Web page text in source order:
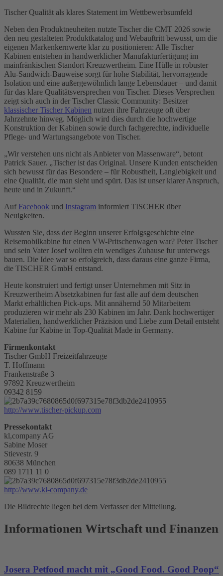
Tischer Qualität als klares Statement im Wettbewerbsumfeld
Neben den Produktneuheiten nutzte Tischer die CMT 2026 sowie
den neu gestalteten Produktkatalog und Webauftritt bewusst, um die
eigenen Markenkernwerte klar zu positionieren: Alle Tischer
Kabinen entstehen in handwerklicher Manufakturfertigung im
mainfränkischen Standort Kreuzwertheim. Eine Hülle in robuster
Alu-Sandwich-Bauweise sorgt für hohe Stabilität, hervorragende
Isolation und eine außergewöhnlich lange Lebensdauer – und damit
für das klare Qualitätsversprechen von Tischer. Dieses Versprechen
zeigt sich auch in der Tischer Classic Community: Besitzer
klassischer Tischer Kabinen nutzen ihre Fahrzeuge oft über
Jahrzehnte hinweg. Möglich wird dies durch die hochwertige
Konstruktion der Kabinen sowie durch fachgerechte, individuelle
Pflege- und Wartungsangebote von Tischer.
„Wir verstehen uns nicht als Anbieter von Massenware“, betont
Patrick Sauer. „Tischer ist das Original. Unsere Kunden entscheiden
sich bewusst für das Besondere – für Robustheit, Langlebigkeit und
eine Qualität, die man sieht und spürt. Das ist unser klarer Anspruch,
heute und in Zukunft.“
Auf Facebook und Instagram informiert TISCHER über
Neuigkeiten.
Wussten Sie, dass der Beginn unserer Erfolgsgeschichte eine
Reisemobilkabine fur einen VW-Pritschenwagen war? Peter Tischer
und sein Vater Josef wollten ein wendiges Zuhause fur unterwegs
bauen. Die Idee war so erfolgreich, dass daraus eine ganze Firma,
die TISCHER GmbH entstand.
Heute konstruiert und fertigt unser Unternehmen mit Sitz in
Kreuzwertheim Absetzkabinen fur fast alle auf dem deutschen
Markt erhältlichen Pick-ups. Mit annähernd 50 Mitarbeitern
produzieren wir mehr als 230 Kabinen im Jahr. Dank hochwertiger
Materialien, handwerklicher Präzision und Liebe zum Detail entsteht
Kabine fur Kabine in Top-Qualität Made in Germany.
Firmenkontakt
Tischer GmbH Freizeitfahrzeuge
T. Hoffmann
Frankenstraße 3
97892 Kreuzwertheim
09342 8159
http://www.tischer-pickup.com
Pressekontakt
kl,company AG
Sabine Moser
Stievestr. 9
80638 München
089 1711 11 0
http://www.kl-company.de
Die Bildrechte liegen bei dem Verfasser der Mitteilung.
Informationen Wirtschaft und Finanzen
Josera Petfood macht mit „Good Food. Good Poop“